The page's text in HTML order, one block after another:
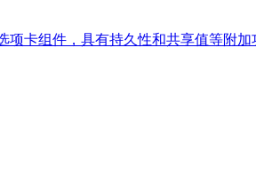
项卡组件，具有持久性和共享值等附加